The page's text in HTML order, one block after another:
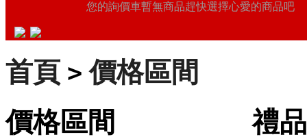
您的詢價車暫無商品趕快選擇心愛的商品吧
首頁 > 價格區間 禮
價格區間 禮品王